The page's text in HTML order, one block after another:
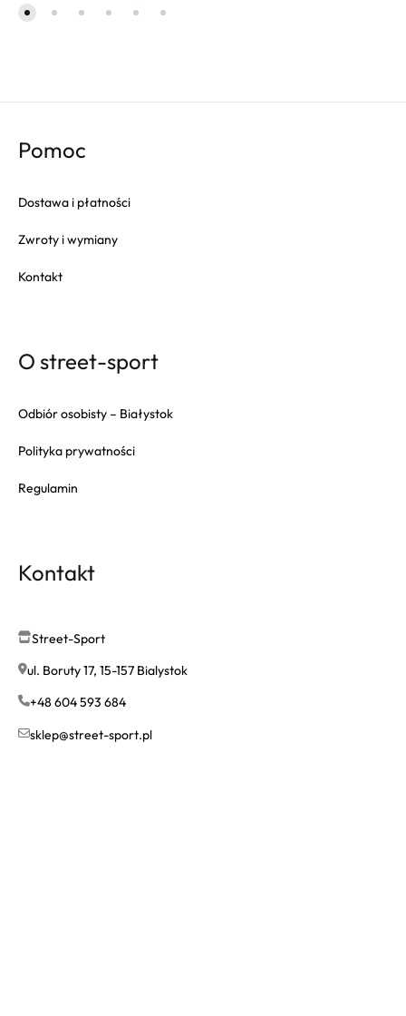
Pomoc
Dostawa i płatności
Zwroty i wymiany
Kontakt
O street-sport
Odbiór osobisty – Białystok
Polityka prywatności
Regulamin
Kontakt
Street-Sport
ul. Boruty 17, 15-157 Bialystok
+48 604 593 684
sklep@street-sport.pl